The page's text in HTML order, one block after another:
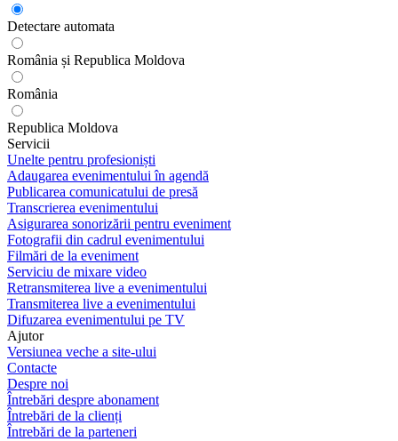
Detectare automata
România și Republica Moldova
România
Republica Moldova
Servicii
Unelte pentru profesioniști
Adaugarea evenimentului în agendă
Publicarea comunicatului de presă
Transcrierea evenimentului
Asigurarea sonorizării pentru eveniment
Fotografii din cadrul evenimentului
Filmări de la eveniment
Serviciu de mixare video
Retransmiterea live a evenimentului
Transmiterea live a evenimentului
Difuzarea evenimentului pe TV
Ajutor
Versiunea veche a site-ului
Contacte
Despre noi
Întrebări despre abonament
Întrebări de la clienți
Întrebări de la parteneri